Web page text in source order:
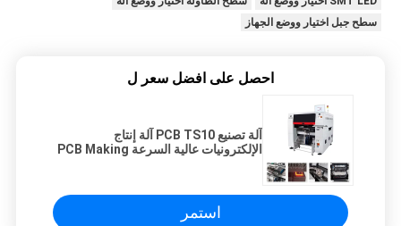
سطح جبل اختيار ووضع الجهاز
احصل على افضل سعر ل
آلة تصنيع PCB TS10 آلة إنتاج
الإلكترونيات عالية السرعة PCB Making
استمر